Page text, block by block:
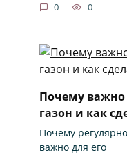
0 0
Почему важно
газон и как
Почему
важно для его